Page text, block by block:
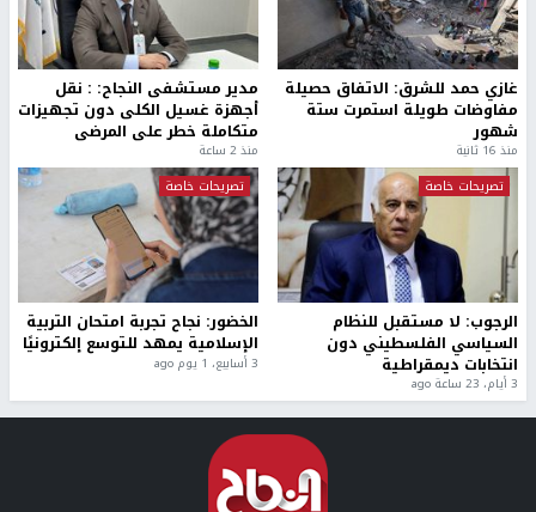
غازي حمد للشرق: الاتفاق حصيلة
مفاوضات طويلة استمرت ستة
شهور
منذ 16 ثانية
مدير مستشفى النجاح: : نقل
أجهزة غسيل الكلى دون تجهيزات
متكاملة خطر على المرضى
منذ 2 ساعة
تصريحات خاصة
الرجوب: لا مستقبل للنظام
السياسي الفلسطيني دون
انتخابات ديمقراطية
3 أيام، 23 ساعة ago
تصريحات خاصة
الخضور: نجاح تجربة امتحان التربية
الإسلامية يمهد للتوسع إلكترونيًا
3 أسابيع، 1 يوم ago